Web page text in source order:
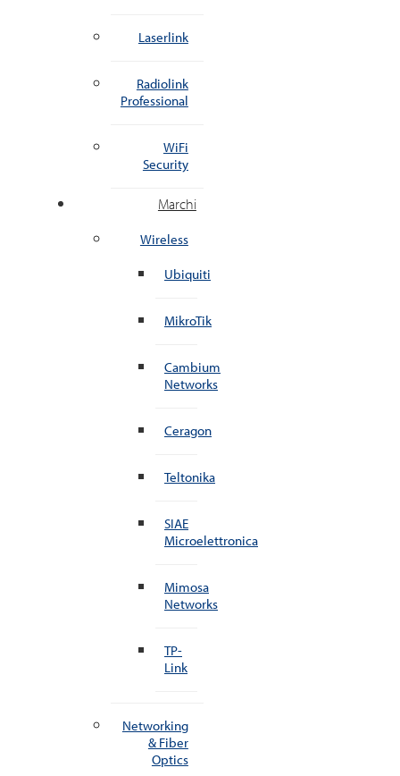
Laserlink
Radiolink
Professional
WiFi
Security
Marchi
Wireless
Ubiquiti
MikroTik
Cambium
Networks
Ceragon
Teltonika
SIAE
Microelettronica
Mimosa
Networks
TP-
Link
Networking
& Fiber
Optics